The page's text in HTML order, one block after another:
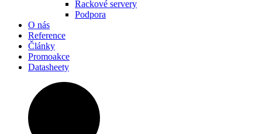
Rackové servery
Podpora
O nás
Reference
Články
Promoakce
Datasheety